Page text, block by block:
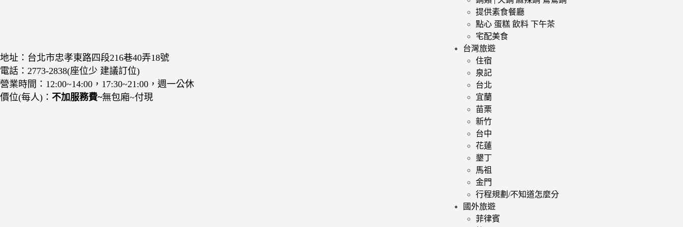
地址：台北市忠孝東路四段216巷40弄18號
電話：2773-2838(座位少 建議訂位)
營業時間：12:00~14:00，17:30~21:00，週一公休
價位(每人)： 不加服務費~無包廂~付現
提供素食餐廳
點心 蛋糕 飲料 下午茶
宅配美食
台灣旅遊
住宿
泉記
台北
宜蘭
苗栗
新竹
台中
花蓮
墾丁
馬祖
金門
行程規劃/不知道怎麼分
國外旅遊
菲律賓